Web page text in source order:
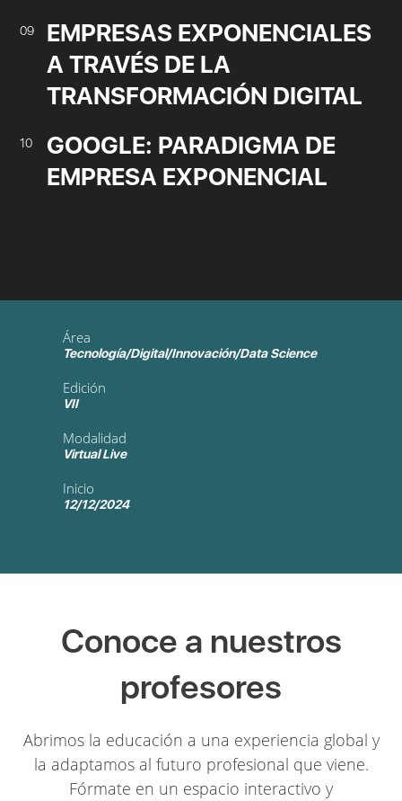
09
EMPRESAS EXPONENCIALES
A TRAVÉS DE LA
TRANSFORMACIÓN DIGITAL
10
GOOGLE: PARADIGMA DE
EMPRESA EXPONENCIAL
Área
Tecnología/Digital/Innovación/Data Science
Edición
VII
Modalidad
Virtual Live
Inicio
12/12/2024
Conoce a nuestros
profesores
Abrimos la educación a una experiencia global y
la adaptamos al futuro profesional que viene.
Fórmate en un espacio interactivo y